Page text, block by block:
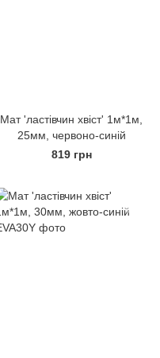
Мат 'ластівчин хвіст' 1м*1м,
25мм, червоно-синій
819 грн